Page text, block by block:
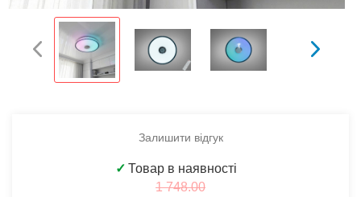
Залишити відгук
✓ Товар в наявності
1 748.00